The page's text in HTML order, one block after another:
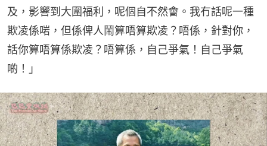
及，影響到大圍福利，呢個自不然會。我冇話呢一種
欺凌係啱，但係俾人鬧算唔算欺凌？唔係，針對你，
話你算唔算係欺凌？唔算係，自己爭氣！自己爭氣
啲！」